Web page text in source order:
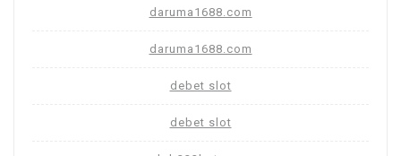
daruma1688.com
daruma1688.com
debet slot
debet slot